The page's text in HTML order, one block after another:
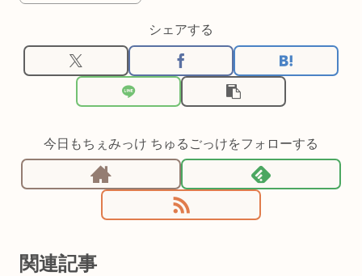
シェアする
今日もちぇみっけ ちゅるごっけをフォローする
関連記事